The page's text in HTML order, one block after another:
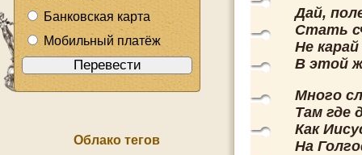
Банковская карта
Мобильный платёж
Облако тегов
Дай,
Стать
Не
В этой
Много
Там где
Как
На